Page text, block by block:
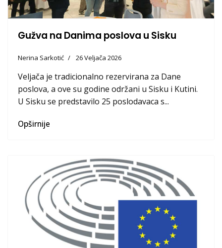
Gužva na Danima poslova u Sisku
Nerina Sarkotić 26 Veljača 2026
Veljača je tradicionalno rezervirana za Dane
poslova, a ove su godine održani u Sisku i Kutini.
U Sisku se predstavilo 25 poslodavaca s...
Opširnije